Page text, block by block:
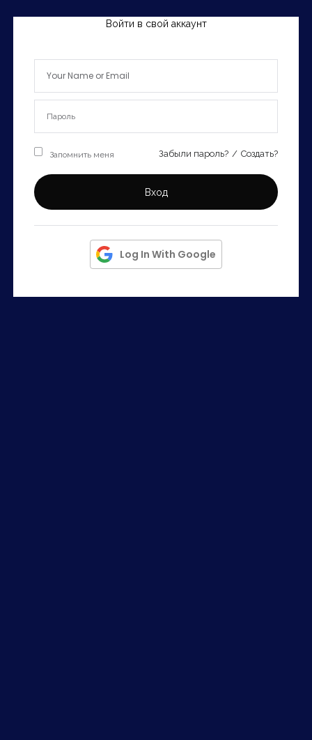
Войти в свой аккаунт
Запомнить меня Создать?
/
Забыли пароль?
Вход
Log In With Google